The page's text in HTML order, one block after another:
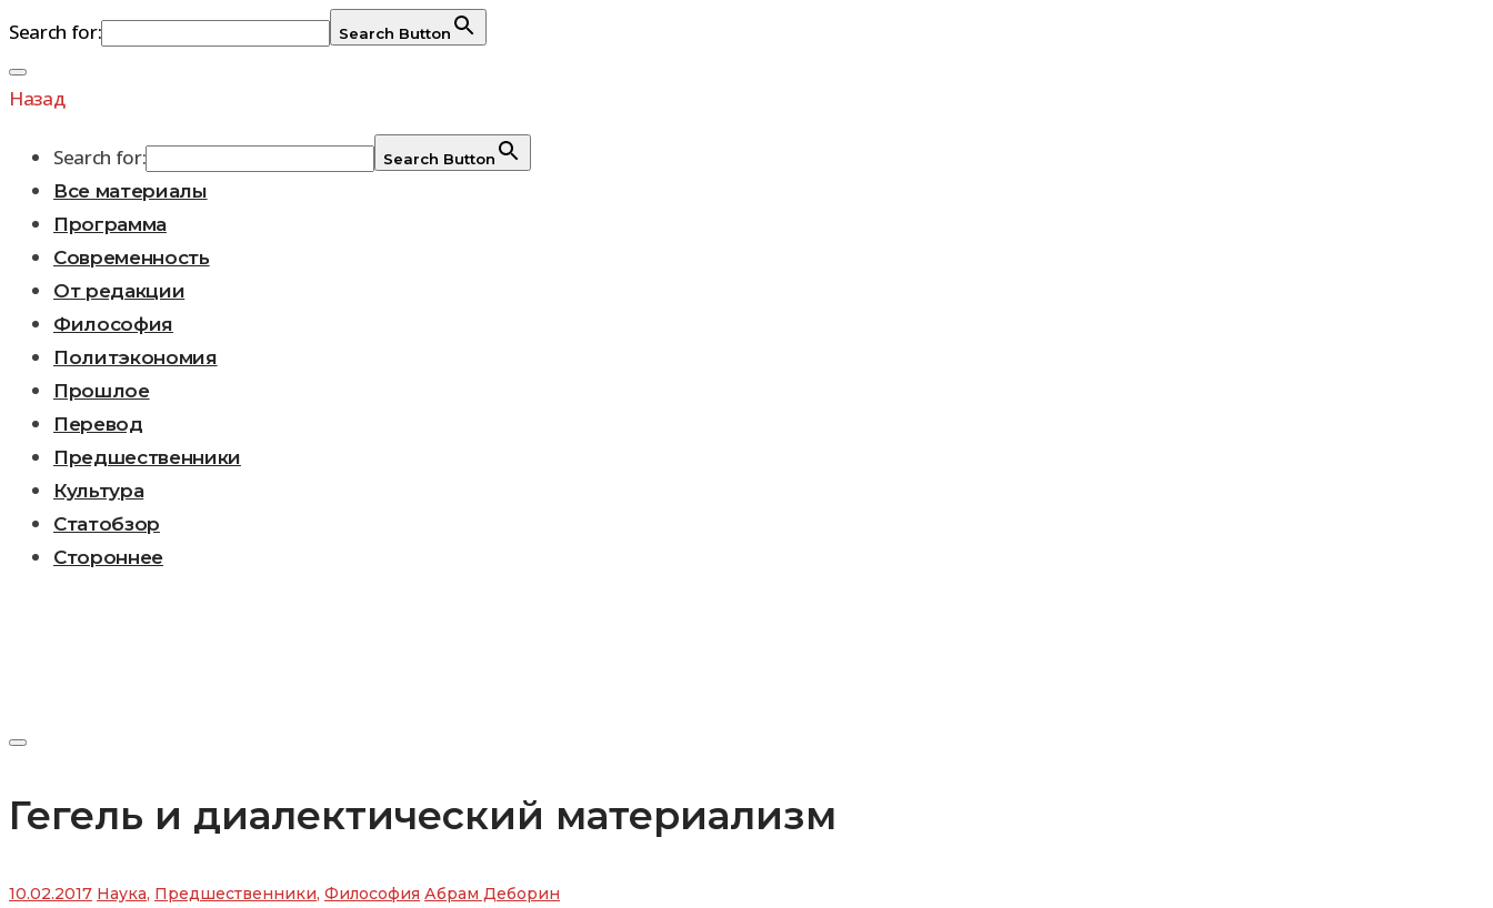
Search for: Search Button
Перейти
к
Назад
Search for: Search Button
Все материалы
Программа
Современность
От редакции
Философия
Политэкономия
Прошлое
Перевод
Предшественники
Культура
Статобзор
Стороннее
Гегель и диалектический материализм
10.02.2017 Наука, Предшественники, Философия Абрам Деборин